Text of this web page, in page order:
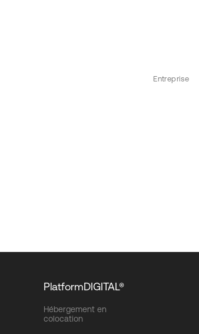
Entreprise
PlatformDIGITAL®
Hébergement en
colocation